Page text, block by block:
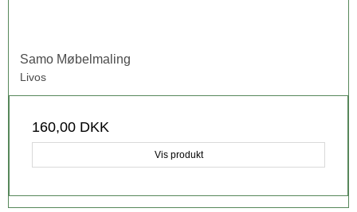
Samo Møbelmaling
Livos
160,00 DKK
Vis produkt